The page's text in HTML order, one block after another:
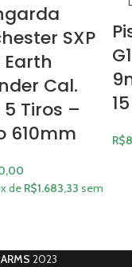
SXP
Cal.
5 Tiros –
610mm
de R$1.683,33 sem
R$
2023